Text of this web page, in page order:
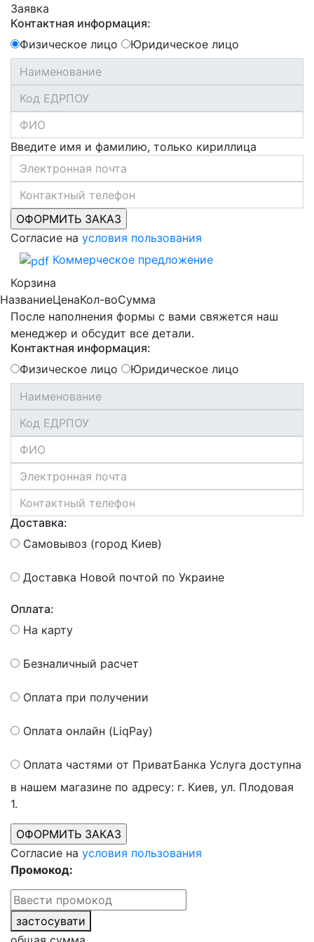
Заявка
Контактная информация:
Физическое лицо
Юридическое лицо
Введите имя и фамилию, только кириллица
Согласие на условия пользования
Коммерческое предложение
Корзина
НазваниеЦенаКол-воСумма
После наполнения формы с вами свяжется наш
менеджер и обсудит все детали.
Контактная информация:
Физическое лицо
Юридическое лицо
Доставка:
Самовывоз (город Киев)
Доставка Новой почтой по Украине
Оплата:
На карту
Безналичный расчет
Оплата при получении
Оплата онлайн (LiqPay)
Оплата частями от ПриватБанка Услуга доступна
в нашем магазине по адресу: г. Киев, ул. Плодовая
1.
Согласие на условия пользования
Промокод:
застосувати